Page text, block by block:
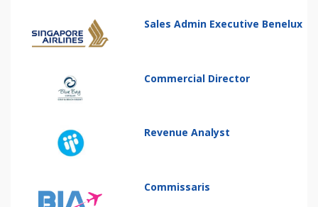
Sales Admin Executive Benelux
Commercial Director
Revenue Analyst
Commissaris